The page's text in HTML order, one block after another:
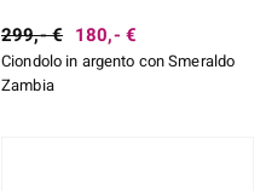
299,- € 180,- €
Ciondolo in argento con Smeraldo
Zambia